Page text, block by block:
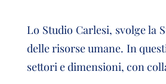
Lo Studio Carlesi, svolge la
delle risorse umane. In
settori e dimensioni, con